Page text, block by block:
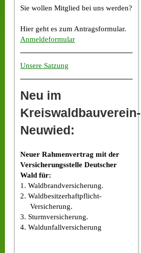
Sie wollen Mitglied bei uns werden?
Hier geht es zum Antragsformular.
Anmeldeformular
Unsere Satzung
Neu im
Kreiswaldbauverein-
Neuwied:
Neuer Rahmenvertrag mit der
Versicherungsstelle Deutscher
Wald für:
1. Waldbrandversicherung.
2. Waldbesitzerhaftpflicht-
Versicherung.
3. Sturmversicherung.
4. Waldunfallversicherung